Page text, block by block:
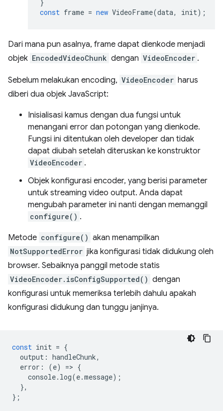
}
const frame = new VideoFrame(data, init);
Dari mana pun asalnya, frame dapat dienkode menjadi
objek EncodedVideoChunk dengan VideoEncoder .
Sebelum melakukan encoding, VideoEncoder harus
diberi dua objek JavaScript:
Inisialisasi kamus dengan dua fungsi untuk
menangani error dan potongan yang dienkode.
Fungsi ini ditentukan oleh developer dan tidak
dapat diubah setelah diteruskan ke konstruktor
VideoEncoder .
Objek konfigurasi encoder, yang berisi parameter
untuk streaming video output. Anda dapat
mengubah parameter ini nanti dengan memanggil
configure() .
Metode configure() akan menampilkan
NotSupportedError jika konfigurasi tidak didukung oleh
browser. Sebaiknya panggil metode statis
VideoEncoder.isConfigSupported() dengan
konfigurasi untuk memeriksa terlebih dahulu apakah
konfigurasi didukung dan tunggu janjinya.
const init = {
output : handleChunk,
error : (e) => {
console. log(e.message);
},
};